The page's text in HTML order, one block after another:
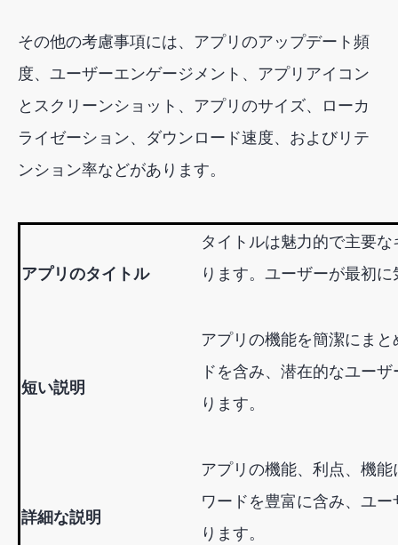
その他の考慮事項には、アプリのアップデート頻
度、ユーザーエンゲージメント、アプリアイコン
とスクリーンショット、アプリのサイズ、ローカ
ライゼーション、ダウンロード速度、およびリテ
ンション率などがあります。
アプリのタイトル
タイトルは魅力的で主要
ります。ユーザーが最初
短い説明
アプリの機能を簡潔にま
ドを含み、潜在的なユー
ります。
詳細な説明
アプリの機能、利点、機
ワードを豊富に含み、ユ
ります。